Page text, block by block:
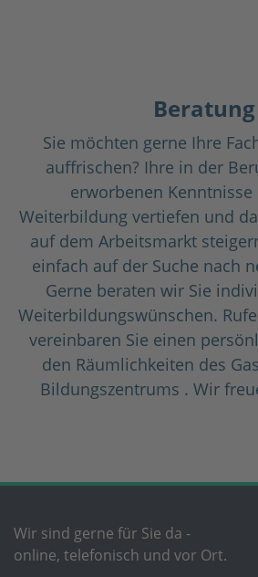
Beratung
Sie möchten gerne Ihre
auffrischen? Ihre in der
erworbenen
Weiterbildung vertiefen und
auf dem Arbeitsmarkt
einfach auf der Suche nach
Gerne beraten wir Sie
Weiterbildungswünschen.
vereinbaren Sie einen
den Räumlichkeiten des
Bildungszentrums . Wir
Wir sind gerne für Sie da -
online, telefonisch und vor Ort.